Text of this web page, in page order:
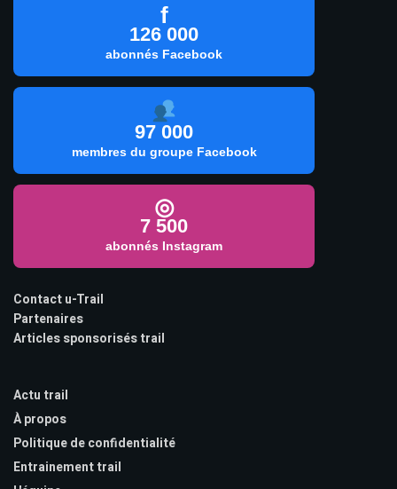
f
126 000
abonnés Facebook
97 000
membres du groupe Facebook
◎
7 500
abonnés Instagram
Contact u-Trail
Partenaires
Articles sponsorisés trail
Actu trail
À propos
Politique de confidentialité
Entrainement trail